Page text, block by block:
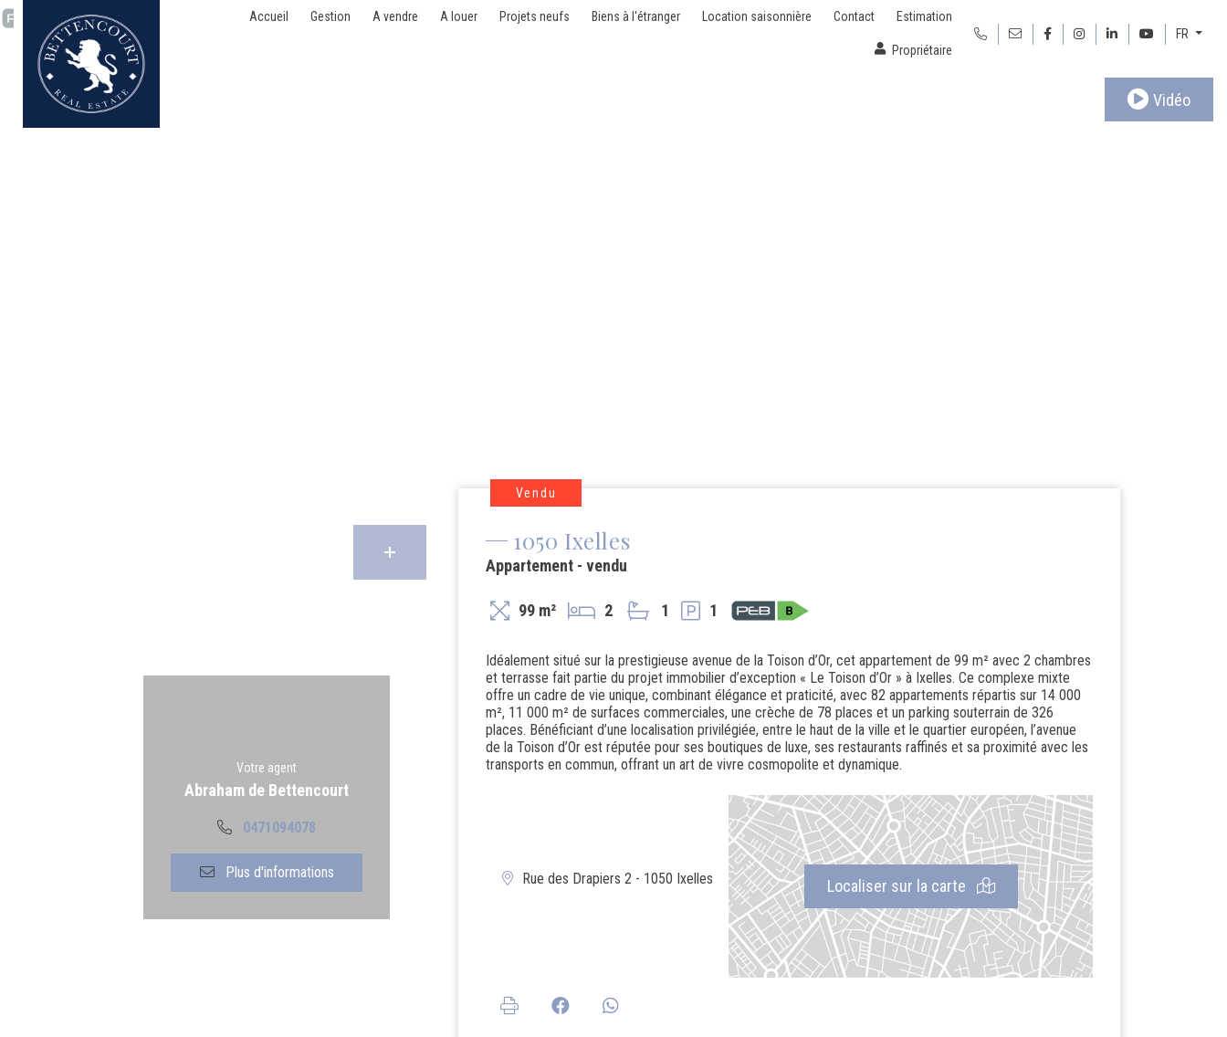
FR
Accueil Gestion A vendre A louer Projets neufs Biens à l'étranger Location saisonnière Contact Estimation
Propriétaire
Appartement - vendu - 1050 Ixelles
Vidéo
Votre agent
Abraham de Bettencourt
0471094078
Plus d'informations
Vendu
1050 Ixelles
Appartement - vendu
99 m² 2 1 1
Idéalement situé sur la prestigieuse avenue de la Toison d’Or, cet appartement de 99 m² avec 2 chambres
et terrasse fait partie du projet immobilier d’exception « Le Toison d’Or » à Ixelles. Ce complexe mixte
offre un cadre de vie unique, combinant élégance et praticité, avec 82 appartements répartis sur 14 000
m², 11 000 m² de surfaces commerciales, une crèche de 78 places et un parking souterrain de 326
places. Bénéficiant d’une localisation privilégiée, entre le haut de la ville et le quartier européen, l’avenue
de la Toison d’Or est réputée pour ses boutiques de luxe, ses restaurants raffinés et sa proximité avec les
transports en commun, offrant un art de vivre cosmopolite et dynamique.
Rue des Drapiers 2 - 1050 Ixelles Localiser sur la carte